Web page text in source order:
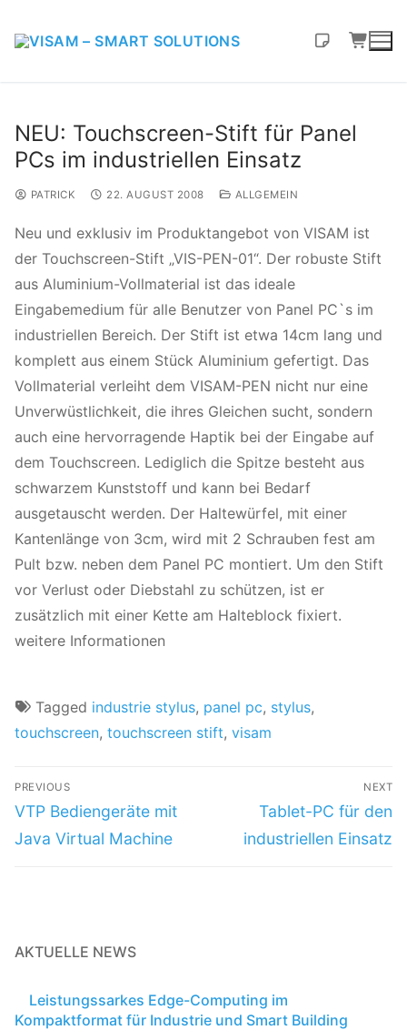
NEU: Touchscreen-Stift für Panel
PCs im industriellen Einsatz
PATRICK 22. AUGUST 2008 ALLGEMEIN
Neu und exklusiv im Produktangebot von VISAM ist
der Touchscreen-Stift „VIS-PEN-01“. Der robuste Stift
aus Aluminium-Vollmaterial ist das ideale
Eingabemedium für alle Benutzer von Panel PC`s im
industriellen Bereich. Der Stift ist etwa 14cm lang und
komplett aus einem Stück Aluminium gefertigt. Das
Vollmaterial verleiht dem VISAM-PEN nicht nur eine
Unverwüstlichkeit, die ihres Gleichen sucht, sondern
auch eine hervorragende Haptik bei der Eingabe auf
dem Touchscreen. Lediglich die Spitze besteht aus
schwarzem Kunststoff und kann bei Bedarf
ausgetauscht werden. Der Haltewürfel, mit einer
Kantenlänge von 3cm, wird mit 2 Schrauben fest am
Pult bzw. neben dem Panel PC montiert. Um den Stift
vor Verlust oder Diebstahl zu schützen, ist er
zusätzlich mit einer Kette am Halteblock fixiert.
weitere Informationen
Tagged industrie stylus, panel pc, stylus,
touchscreen, touchscreen stift, visam
PREVIOUS
VTP Bediengeräte mit
Java Virtual Machine
NEXT
Tablet-PC für den
industriellen Einsatz
AKTUELLE NEWS
Leistungssarkes Edge-Computing im
Kompaktformat für Industrie und Smart Building